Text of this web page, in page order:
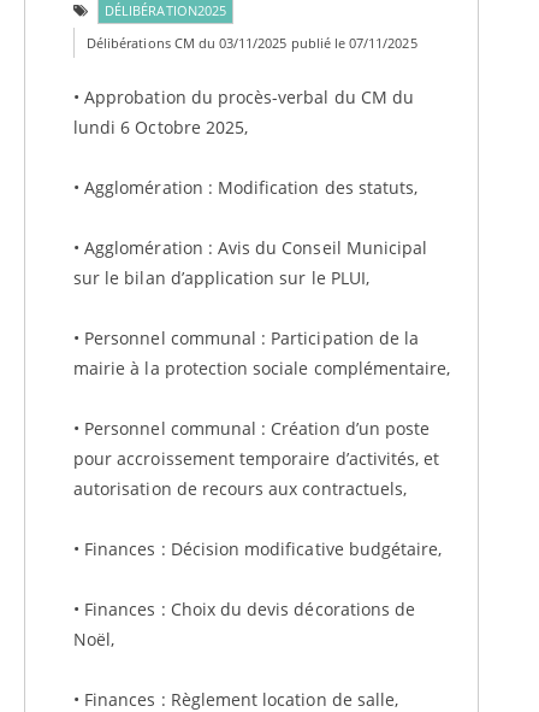
DÉLIBÉRATION2025
Délibérations CM du 03/11/2025 publié le 07/11/2025
• Approbation du procès-verbal du CM du
lundi 6 Octobre 2025,
• Agglomération : Modification des statuts,
• Agglomération : Avis du Conseil Municipal
sur le bilan d’application sur le PLUI,
• Personnel communal : Participation de la
mairie à la protection sociale complémentaire,
• Personnel communal : Création d’un poste
pour accroissement temporaire d’activités, et
autorisation de recours aux contractuels,
• Finances : Décision modificative budgétaire,
• Finances : Choix du devis décorations de
Noël,
• Finances : Règlement location de salle,